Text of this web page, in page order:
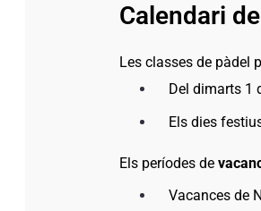
Calendari
Les classes de pàdel
Del dimarts 1
Els dies
Els períodes de
Vacances de